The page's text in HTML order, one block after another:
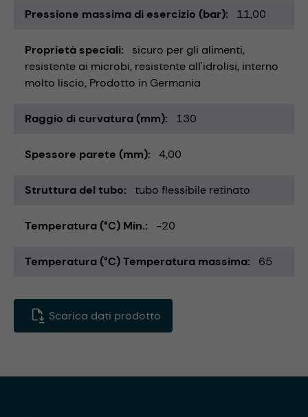
Pressione massima di esercizio (bar) 11,00
Proprietà speciali
sicuro per gli alimenti
resistente ai microbi resistente all'idrolisi interno
molto liscio Prodotto in Germania
Raggio di curvatura (mm) 130
Spessore parete (mm) 4,00
Struttura del tubo tubo flessibile retinato
Temperatura (°C) Min. -20
Temperatura (°C) Temperatura massima 65
Scarica dati prodotto